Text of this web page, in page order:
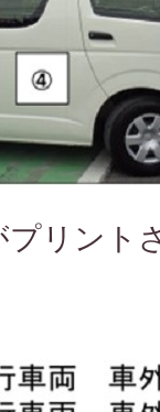
プリント